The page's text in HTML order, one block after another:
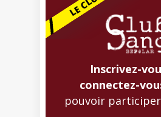
Inscrivez-
connectez-
pouvoir participer